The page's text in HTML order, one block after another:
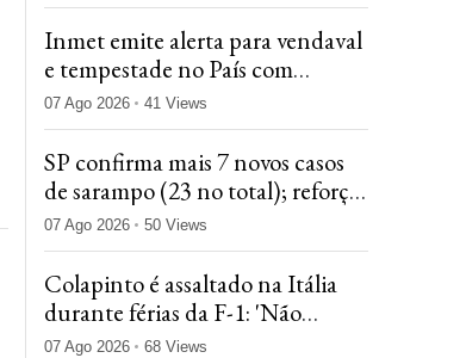
Inmet emite alerta para vendaval
e tempestade no País com
passagem de ciclone
07 Ago 2026 41 Views
SP confirma mais 7 novos casos
de sarampo (23 no total); reforço
da vacinação é recomendado
07 Ago 2026 50 Views
Colapinto é assaltado na Itália
durante férias da F-1: 'Não
deixaram nem a cuia de mate'
07 Ago 2026 68 Views